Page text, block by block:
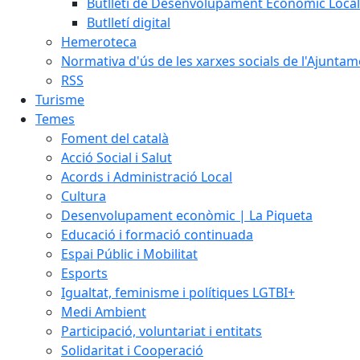
Butlletí digital
Hemeroteca
Normativa d'ús de les xarxes socials de
RSS
Turisme
Temes
Foment del català
Acció Social i Salut
Acords i Administració Local
Cultura
Desenvolupament econòmic | La Piqueta
Educació i formació continuada
Espai Públic i Mobilitat
Esports
Igualtat, feminisme i polítiques LGTBI+
Medi Ambient
Participació, voluntariat i entitats
Solidaritat i Cooperació